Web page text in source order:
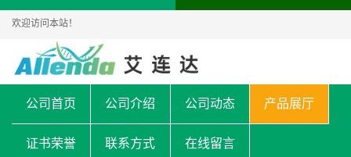
欢迎访问本站！
公司首页 公司介绍 公司动态 产品展厅
证书荣誉 联系方式 在线留言